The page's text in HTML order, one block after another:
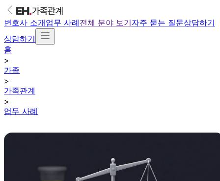
변호사 소개업무 사례전체 분야 보기자주 묻는 질문상담하기
상담하기
홈
>
가족
>
가족관계
>
업무 사례